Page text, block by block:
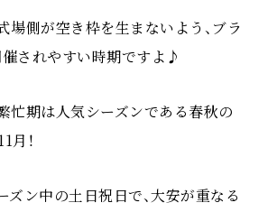
場側が空き枠を生まないよう、ブラ
されやすい時期ですよ♪
忙期は人気シーズンである春秋の
月！
ズン中の土日祝日で、大安が重なる